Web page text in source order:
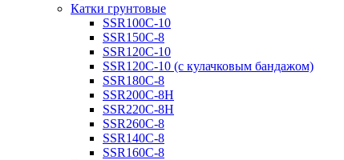
Катки грунтовые
SSR100C-10
SSR150C-8
SSR120C-10
SSR120C-10 (с кулачковым бандажом)
SSR180C-8
SSR200C-8H
SSR220C-8H
SSR260C-8
SSR140C-8
SSR160C-8